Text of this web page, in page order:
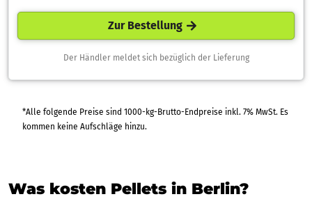
Zur Bestellung
Der Händler meldet sich bezüglich der Lieferung
*Alle folgende Preise sind 1000-kg-Brutto-Endpreise inkl. 7% MwSt. Es
kommen keine Aufschläge hinzu.
Was kosten Pellets in Berlin?